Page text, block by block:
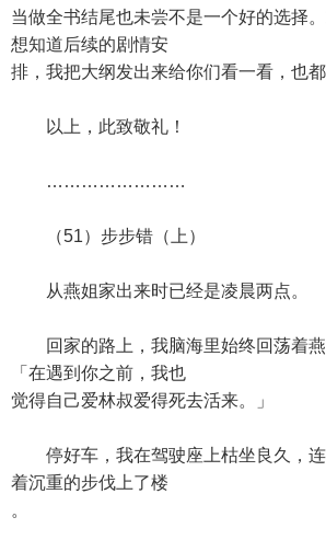
当做全书结尾也未尝不是一个好的选择
想知道后续的剧情安
排，我把大纲发出来给你们看一看，也都
以上，此致敬礼！
……………………
（51）步步错（上）
从燕姐家出来时已经是凌晨两点。
回家的路上，我脑海里始终回荡着燕
「在遇到你之前，我也
觉得自己爱林叔爱得死去活来。」
停好车，我在驾驶座上枯坐良久，连
着沉重的步伐上了楼
。